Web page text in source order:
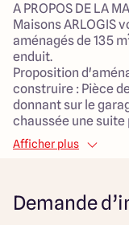
A PROPOS DE LA
Maisons ARLOGIS
aménagés de 135
enduit.
Proposition
construire : Pièce
donnant sur le
chaussée une suite
l'étage 3 chambres
familiale.
modèle est
Afficher plus
Demande